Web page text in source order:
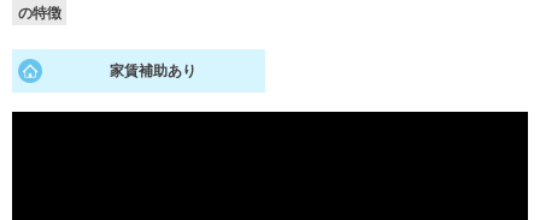
適職診断
あなたに合う仕事を診断！ 動画で対策講座をチェック
の特徴
家賃補助あり